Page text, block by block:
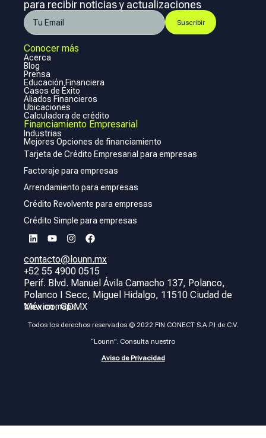
para recibir noticias y actualizaciones
Conocer más
Acerca
Blog
Prensa
Educación Financiera
Casos de Éxito
Aliados Financieros
Ubicaciones
Calculadora de crédito
Financiamiento Empresarial
Industrias
Mejores Opciones de financiamiento
Tarjeta de Crédito Empresarial para empresas
Factoraje para empresas
Arrendamiento para empresas
Crédito Revolvente para empresas
Crédito Simple para empresas
contacto@lounn.mx
+52 55 4900 0515
Perif. Blvd. Manuel Ávila Camacho 137, Polanco,
Polanco I Secc, Miguel Hidalgo, 11510 Ciudad de
México, CDMX
View on maps
Todos los derechos reservados © 2022 FIN CONECT S.A.P.I de C.V.
“Lounn”. Consulta nuestro
Aviso de Privacidad